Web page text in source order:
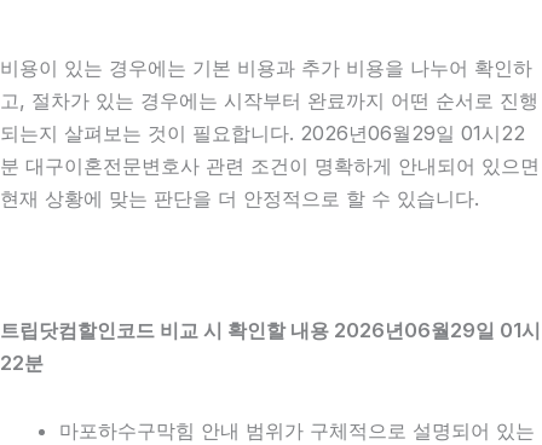
비용이 있는 경우에는 기본 비용과 추가 비용을 나누어 확인하
고, 절차가 있는 경우에는 시작부터 완료까지 어떤 순서로 진행
되는지 살펴보는 것이 필요합니다. 2026년06월29일 01시22
분 대구이혼전문변호사 관련 조건이 명확하게 안내되어 있으면
현재 상황에 맞는 판단을 더 안정적으로 할 수 있습니다.
트립닷컴할인코드 비교 시 확인할 내용 2026년06월29일 01시
22분
마포하수구막힘 안내 범위가 구체적으로 설명되어 있는